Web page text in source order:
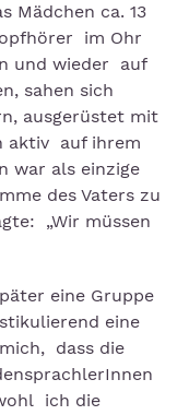
Mädchen ca. 13
im Ohr
und wieder auf
sahen sich
ausgerüstet mit
aktiv auf ihrem
war als einzige
des Vaters zu
„Wir müssen
eine Gruppe
eine
dass die
ich die